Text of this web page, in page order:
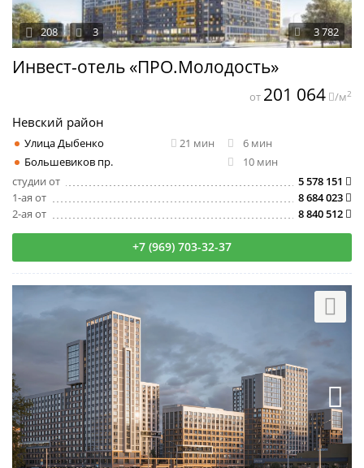
Инвест-отель «ПРО.Молодость»
3 782
208 3
Невский район
Улица Дыбенко 21 мин
6 мин
Большевиков пр.
10 мин
студии от
5 578 151
1-ая от
8 684 023
2-ая от
8 840 512
от 201 064 /м2
+7 (969) 703-32-37